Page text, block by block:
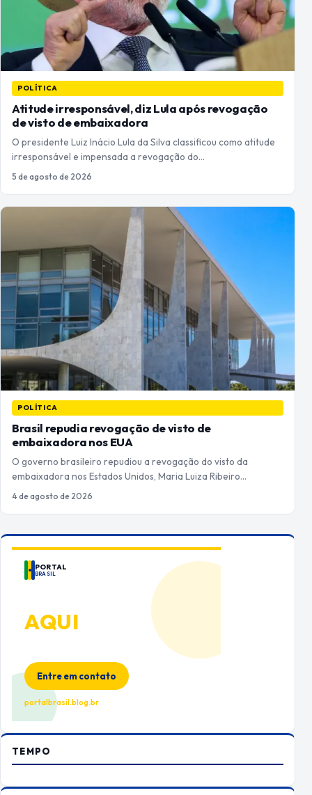
POLÍTICA
Atitude irresponsável, diz Lula após revogação
de visto de embaixadora
O presidente Luiz Inácio Lula da Silva classificou como atitude
irresponsável e impensada a revogação do…
5 de agosto de 2026
POLÍTICA
Brasil repudia revogação de visto de
embaixadora nos EUA
O governo brasileiro repudiou a revogação do visto da
embaixadora nos Estados Unidos, Maria Luiza Ribeiro…
4 de agosto de 2026
PORTAL
BRASIL
AQUI
Entre em contato
portalbrasil.blog.br
TEMPO